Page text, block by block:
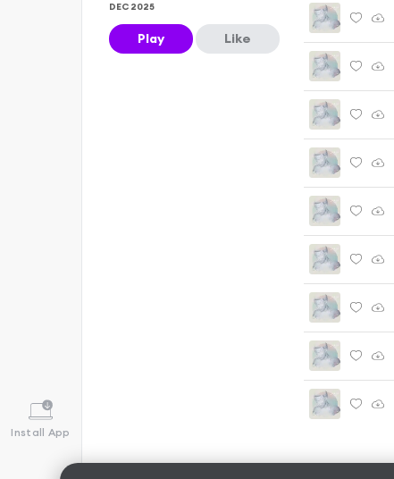
Install App
DEC 2025
Play Like